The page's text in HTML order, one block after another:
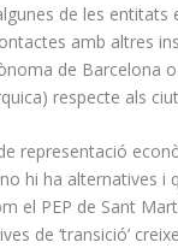
de les entitats
amb altres
de Barcelona
respecte als
representació
hi ha alternatives i
el PEP de Sant
de ‘transició’